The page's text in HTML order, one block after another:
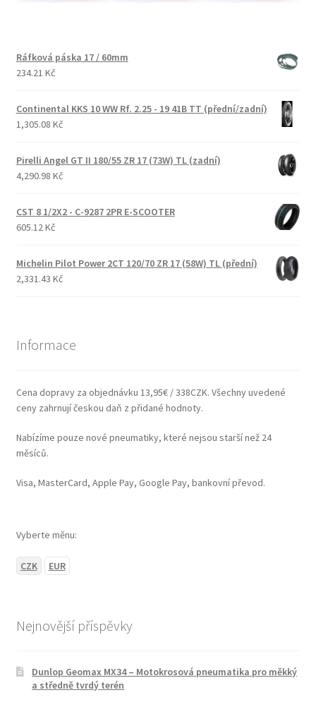
Ráfková páska 17 / 60mm
234.21 Kč
Continental KKS 10 WW Rf. 2.25 - 19 41B TT (přední/zadní)
1,305.08 Kč
Pirelli Angel GT II 180/55 ZR 17 (73W) TL (zadní)
4,290.98 Kč
CST 8 1/2X2 - C-9287 2PR E-SCOOTER
605.12 Kč
Michelin Pilot Power 2CT 120/70 ZR 17 (58W) TL (přední)
2,331.43 Kč
Informace
Cena dopravy za objednávku 13,95€ / 338CZK. Všechny uvedené
ceny zahrnují českou daň z přidané hodnoty.
Nabízíme pouze nové pneumatiky, které nejsou starší než 24
měsíců.
Visa, MasterCard, Apple Pay, Google Pay, bankovní převod.
Vyberte měnu:
CZK EUR
Nejnovější příspěvky
Dunlop Geomax MX34 – Motokrosová pneumatika pro měkký
a středně tvrdý terén